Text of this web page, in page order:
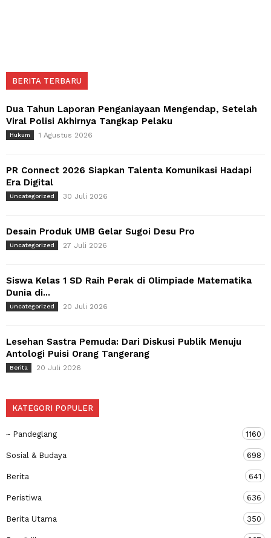
BERITA TERBARU
Dua Tahun Laporan Penganiayaan Mengendap, Setelah
Viral Polisi Akhirnya Tangkap Pelaku
Hukum 1 Agustus 2026
PR Connect 2026 Siapkan Talenta Komunikasi Hadapi
Era Digital
Uncategorized 30 Juli 2026
Desain Produk UMB Gelar Sugoi Desu Pro
Uncategorized 27 Juli 2026
Siswa Kelas 1 SD Raih Perak di Olimpiade Matematika
Dunia di...
Uncategorized 20 Juli 2026
Lesehan Sastra Pemuda: Dari Diskusi Publik Menuju
Antologi Puisi Orang Tangerang
Berita 20 Juli 2026
KATEGORI POPULER
~ Pandeglang 1160
Sosial & Budaya 698
Berita 641
Peristiwa 636
Berita Utama 350